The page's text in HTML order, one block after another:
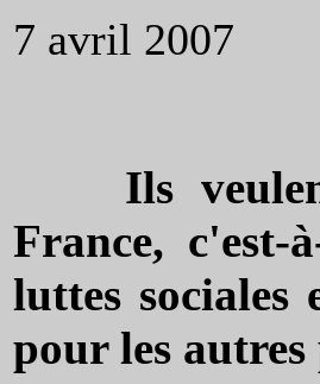
7 avril 2007
Ils
France, c'est-
luttes
pour les autres